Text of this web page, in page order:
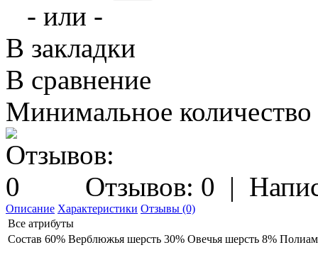
- или -
В закладки
В сравнение
Минимальное количество
Отзывов: 0 |
Описание Характеристики Отзывы (0)
Все атрибуты
Состав 60% Верблюжья шерсть 30% Овечья шерсть 8%